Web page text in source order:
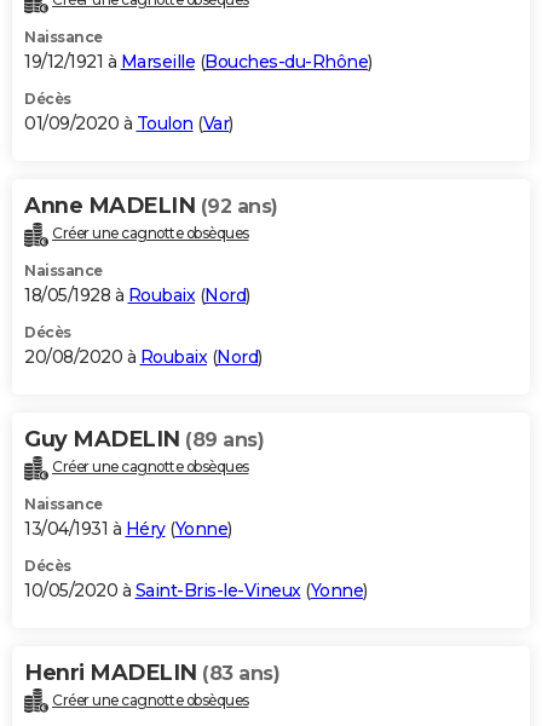
Naissance
19/12/1921 à Marseille (Bouches-du-Rhône)
Décès
01/09/2020 à Toulon (Var)
Anne MADELIN (92 ans)
Créer une cagnotte obsèques
Naissance
18/05/1928 à Roubaix(Nord)
Décès
20/08/2020 à Roubaix(Nord)
Guy MADELIN (89 ans)
Créer une cagnotte obsèques
Naissance
13/04/1931 à Héry(Yonne)
Décès
10/05/2020 à Saint-Bris-le-Vineux (Yonne)
Henri MADELIN (83 ans)
Créer une cagnotte obsèques